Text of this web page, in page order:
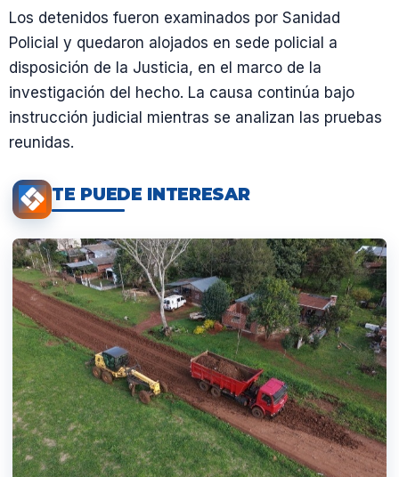
Los detenidos fueron examinados por Sanidad
Policial y quedaron alojados en sede policial a
disposición de la Justicia, en el marco de la
investigación del hecho. La causa continúa bajo
instrucción judicial mientras se analizan las pruebas
reunidas.
TE PUEDE INTERESAR